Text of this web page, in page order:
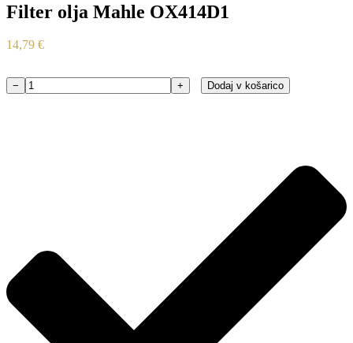
Filter olja Mahle OX414D1
14,79 €
Filter
− + Dodaj v košarico